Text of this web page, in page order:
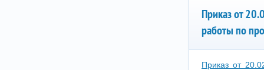
Приказ от
работы по
Приказ от